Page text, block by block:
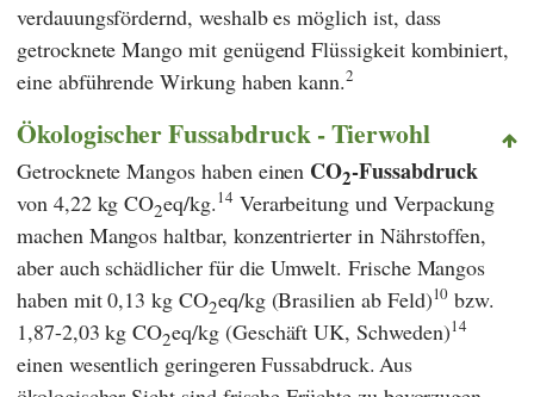
verdauungsfördernd, weshalb es möglich ist, dass
getrocknete Mango mit genügend Flüssigkeit kombiniert,
eine abführende Wirkung haben kann.2
Ökologischer Fussabdruck - Tierwohl
Getrocknete Mangos haben einen CO2-Fussabdruck
von 4,22 kg CO2eq/kg.14 Verarbeitung und Verpackung
machen Mangos haltbar, konzentrierter in Nährstoffen,
aber auch schädlicher für die Umwelt. Frische Mangos
haben mit 0,13 kg CO2eq/kg (Brasilien ab Feld)10 bzw.
1,87-2,03 kg CO2eq/kg (Geschäft UK, Schweden)14
einen wesentlich geringeren Fussabdruck. Aus